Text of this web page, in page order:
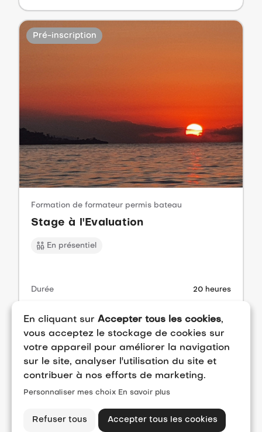
Pré-inscription
Formation de formateur permis bateau
Stage à l'Evaluation
En présentiel
Durée 20 heures
Prix par client 400€ HT / client
Siret 83898228800014 - NAF 85.53Z - RCS 838982288
auprès du Préfet de Région Provence-Alpes-Côte d’Azur. Cet
enregistrement ne vaut pas agrément de l'État
En cliquant sur Accepter tous les cookies,
vous acceptez le stockage de cookies sur
votre appareil pour améliorer la navigation
sur le site, analyser l'utilisation du site et
contribuer à nos efforts de marketing.
Personnaliser mes choix En savoir plus
Refuser tous Accepter tous les cookies